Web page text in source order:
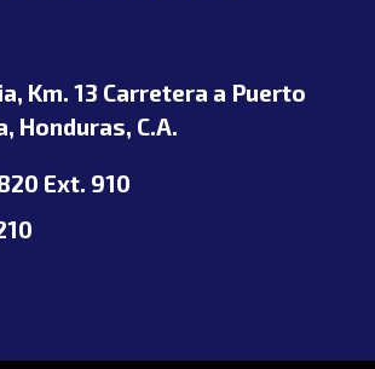
Km. 13 Carretera a Puerto
Honduras, C.A.
Ext. 910